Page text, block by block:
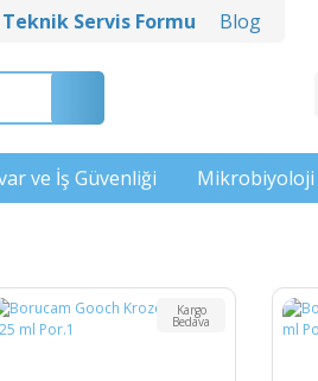
Teknik Servis Formu Blog
ve İş Güvenliği Mikrobiyoloji
Kargo
Bedava